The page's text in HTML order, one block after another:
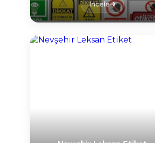
İncele